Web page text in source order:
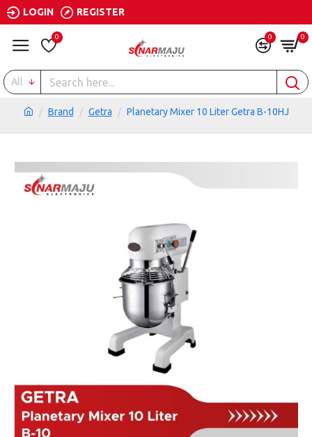
LOGIN REGISTER
0 0 0
All
Brand Getra Planetary Mixer 10 Liter Getra B-10HJ